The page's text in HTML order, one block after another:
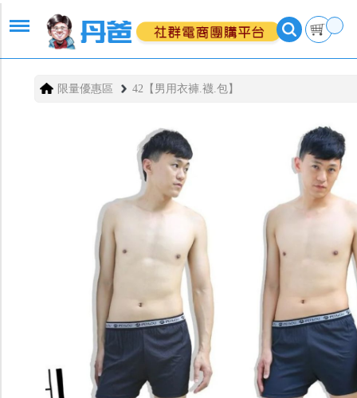
限量優惠區 42【男用衣褲.襪.包】